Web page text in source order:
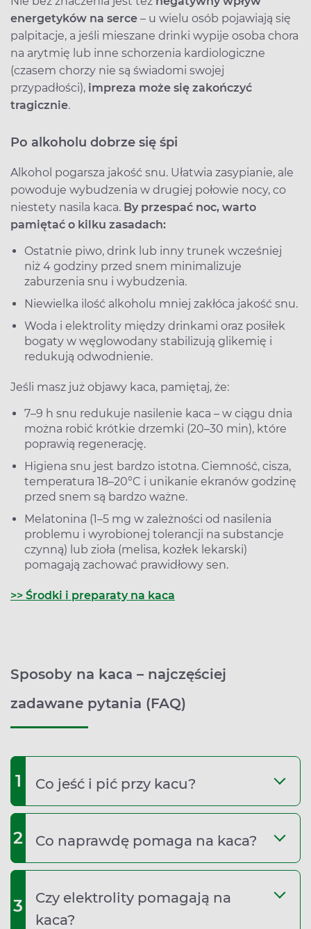
energetyków na serce – u wielu osób pojawiają się
palpitacje, a jeśli mieszane drinki wypije osoba chora
na arytmię lub inne schorzenia kardiologiczne
(czasem chorzy nie są świadomi swojej
przypadłości), impreza może się zakończyć
tragicznie.
Po alkoholu dobrze się śpi
Alkohol pogarsza jakość snu. Ułatwia zasypianie, ale
powoduje wybudzenia w drugiej połowie nocy, co
niestety nasila kaca. By przespać noc, warto
pamiętać o kilku zasadach:
Ostatnie piwo, drink lub inny trunek wcześniej
niż 4 godziny przed snem minimalizuje
zaburzenia snu i wybudzenia.
Niewielka ilość alkoholu mniej zakłóca jakość snu.
Woda i elektrolity między drinkami oraz posiłek
bogaty w węglowodany stabilizują glikemię i
redukują odwodnienie.
Jeśli masz już objawy kaca, pamiętaj, że:
7–9 h snu redukuje nasilenie kaca – w ciągu dnia
można robić krótkie drzemki (20–30 min), które
poprawią regenerację.
Higiena snu jest bardzo istotna. Ciemność, cisza,
temperatura 18–20°C i unikanie ekranów godzinę
przed snem są bardzo ważne.
Melatonina (1–5 mg w zależności od nasilenia
problemu i wyrobionej tolerancji na substancje
czynną) lub zioła (melisa, kozłek lekarski)
pomagają zachować prawidłowy sen.
>> Środki i preparaty na kaca
Sposoby na kaca – najczęściej
zadawane pytania (FAQ)
1 Co jeść i pić przy kacu?
2 Co naprawdę pomaga na kaca?
3
Czy elektrolity pomagają na
kaca?